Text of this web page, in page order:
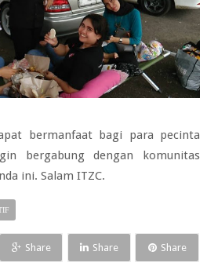
bermanfaat bagi para pecinta
bergabung dengan komunitas
ini. Salam ITZC.
Share Share Share